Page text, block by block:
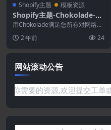
Shopify主题 模板资源
Shopify主题-Chokolade-巧
克力糖果和糖果蛋糕Shopify
主题
用Chokolade满足您所有对网络的
y主...2 年前 24
网站滚动公告
要的资源,欢迎提交工单或是